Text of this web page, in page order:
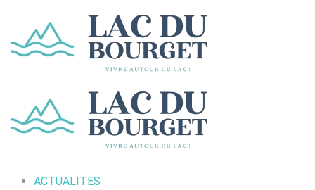
ACTUALITES